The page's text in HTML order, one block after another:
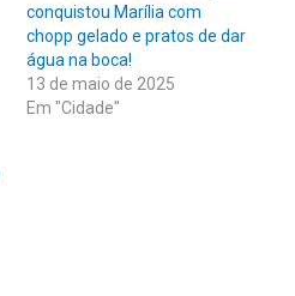
conquistou Marília com
chopp gelado e pratos de dar
água na boca!
13 de maio de 2025
Em "Cidade"